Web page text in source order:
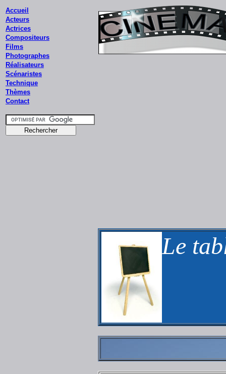
Accueil
Acteurs
Actrices
Compositeurs
Films
Photographes
Réalisateurs
Scénaristes
Technique
Thèmes
Contact
Le